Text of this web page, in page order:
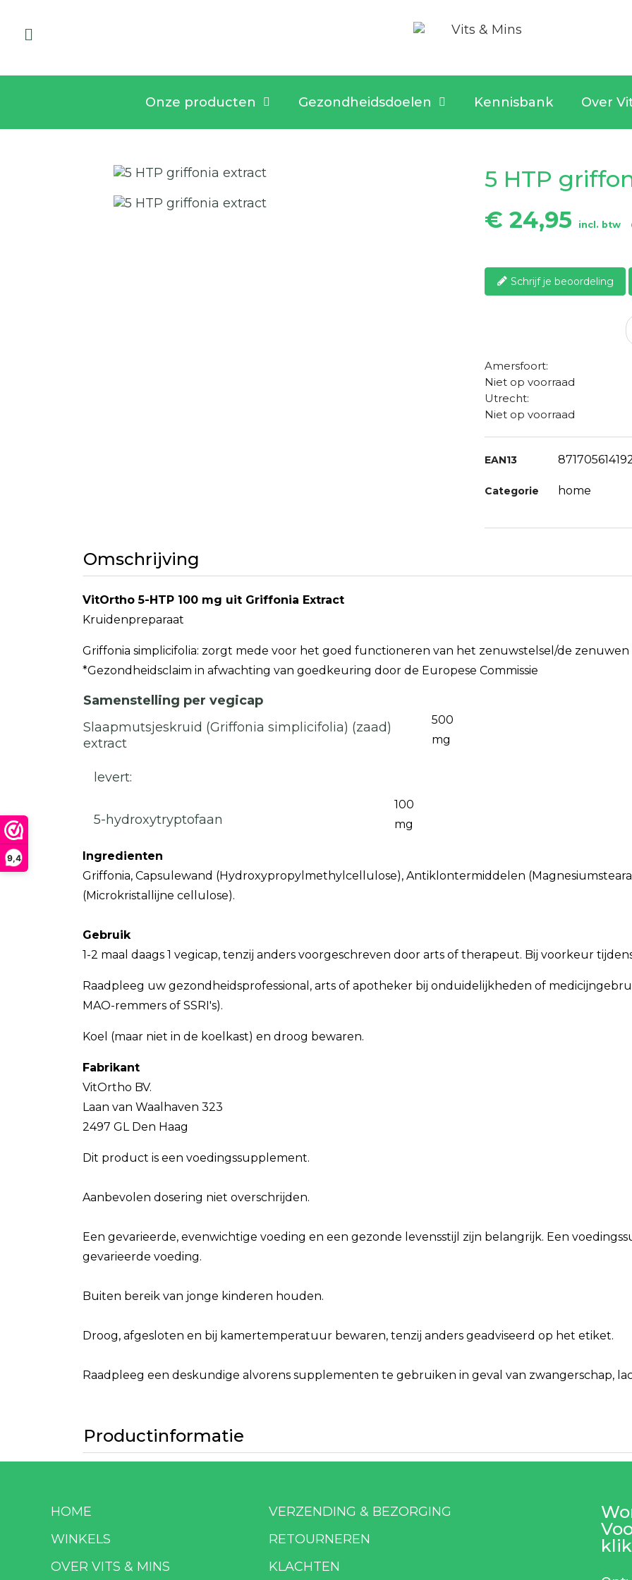
9,4
Onze producten Gezondheidsdoelen Kennisbank Over
5 HTP
€ 24,95
incl. btw
Schrijf je beoordeling
Amersfoort:
Niet op voorraad
Utrecht:
Niet op voorraad
EAN13
Categorie home
Omschrijving
VitOrtho 5-HTP 100 mg uit Griffonia Extract
Kruidenpreparaat
Griffonia simplicifolia: zorgt mede voor het goed functioneren van het zenuwstelsel/de zenuwen
*Gezondheidsclaim in afwachting van goedkeuring door de Europese Commissie
Samenstelling per vegicap
Slaapmutsjeskruid (Griffonia simplicifolia) (zaad)
extract
500
mg
levert:
5-hydroxytryptofaan
100
mg
Ingredienten
Griffonia, Capsulewand (Hydroxypropylmethylcellulose), Antiklontermiddelen
(Microkristallijne cellulose).
Gebruik
1-2 maal daags 1 vegicap, tenzij anders voorgeschreven door arts of therapeut. Bij voorkeur
Raadpleeg uw gezondheidsprofessional, arts of apotheker bij onduidelijkheden of
MAO-remmers of SSRI's).
Koel (maar niet in de koelkast) en droog bewaren.
Fabrikant
VitOrtho BV.
Laan van Waalhaven 323
2497 GL Den Haag
Dit product is een voedingssupplement.
Aanbevolen dosering niet overschrijden.
Een gevarieerde, evenwichtige voeding en een gezonde levensstijl zijn belangrijk. Een
gevarieerde voeding.
Buiten bereik van jonge kinderen houden.
Droog, afgesloten en bij kamertemperatuur bewaren, tenzij anders geadviseerd op het etiket.
Raadpleeg een deskundige alvorens supplementen te gebruiken in geval van zwangerschap,
Productinformatie
HOME
WINKELS
OVER VITS & MINS
VERZENDING & BEZORGING
RETOURNEREN
KLACHTEN